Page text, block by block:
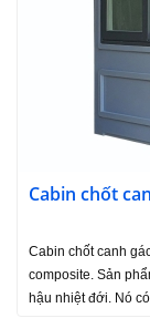
Cabin chốt
Cabin chốt canh
composite. Sản
hậu nhiệt đới. Nó